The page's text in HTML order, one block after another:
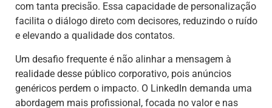
com tanta precisão. Essa capacidade de personalização
facilita o diálogo direto com decisores, reduzindo o ruído
e elevando a qualidade dos contatos.
Um desafio frequente é não alinhar a mensagem à
realidade desse público corporativo, pois anúncios
genéricos perdem o impacto. O LinkedIn demanda uma
abordagem mais profissional, focada no valor e nas